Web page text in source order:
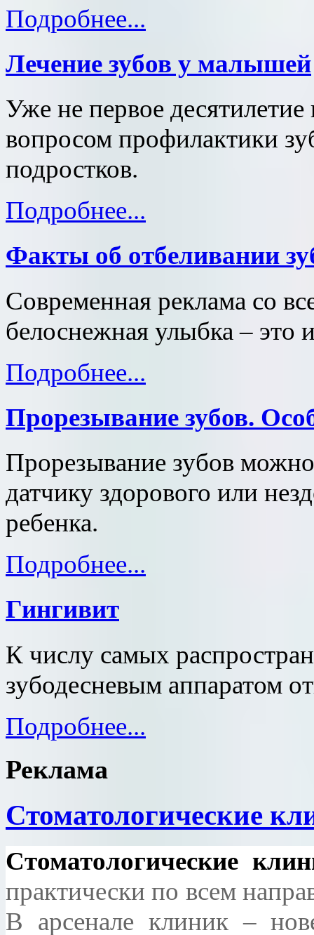
Подробнее...
Лечение зубов у малышей
Уже не первое
вопросом профилактики
подростков.
Подробнее...
Факты об отбеливании
Современная реклама со
белоснежная улыбка – это
Подробнее...
Прорезывание зубов.
Прорезывание зубов
датчику здорового или
ребенка.
Подробнее...
Гингивит
К числу самых
зубодесневым аппаратом
Подробнее...
Реклама
Стоматологические
Стоматологические
практически по всем
В арсенале клиник –